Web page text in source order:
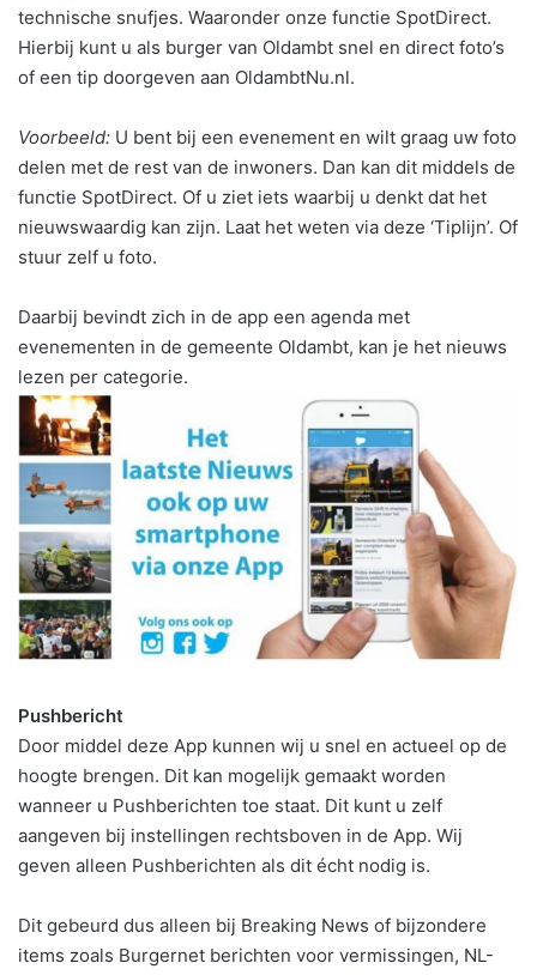
technische snufjes. Waaronder onze functie SpotDirect.
Hierbij kunt u als burger van Oldambt snel en direct foto’s
of een tip doorgeven aan OldambtNu.nl.
Voorbeeld: U bent bij een evenement en wilt graag uw foto
delen met de rest van de inwoners. Dan kan dit middels de
functie SpotDirect. Of u ziet iets waarbij u denkt dat het
nieuwswaardig kan zijn. Laat het weten via deze ‘Tiplijn’. Of
stuur zelf u foto.
Daarbij bevindt zich in de app een agenda met
evenementen in de gemeente Oldambt, kan je het nieuws
lezen per categorie.
Pushbericht
Door middel deze App kunnen wij u snel en actueel op de
hoogte brengen. Dit kan mogelijk gemaakt worden
wanneer u Pushberichten toe staat. Dit kunt u zelf
aangeven bij instellingen rechtsboven in de App. Wij
geven alleen Pushberichten als dit écht nodig is.
Dit gebeurd dus alleen bij Breaking News of bijzondere
items zoals Burgernet berichten voor vermissingen, NL-